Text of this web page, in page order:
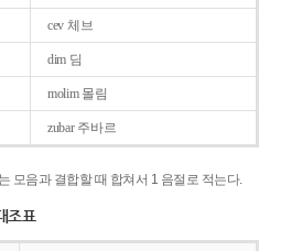
cev 체브
dim 딤
molim 몰림
zubar 주바르
모음과 결합할 때 합쳐서 1 음절로 적는다.
조표